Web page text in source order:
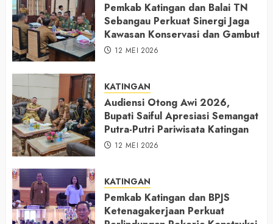
Pemkab Katingan dan Balai TN
Sebangau Perkuat Sinergi Jaga
Kawasan Konservasi dan Gambut
12 MEI 2026
KATINGAN
Audiensi Otong Awi 2026,
Bupati Saiful Apresiasi Semangat
Putra-Putri Pariwisata Katingan
12 MEI 2026
KATINGAN
Pemkab Katingan dan BPJS
Ketenagakerjaan Perkuat